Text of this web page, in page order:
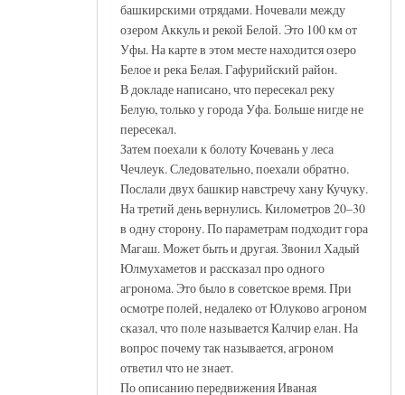
башкирскими отрядами. Ночевали между
озером Аккуль и рекой Белой. Это 100 км от
Уфы. На карте в этом месте находится озеро
Белое и река Белая. Гафурийский район.
В докладе написано, что пересекал реку
Белую, только у города Уфа. Больше нигде не
пересекал.
Затем поехали к болоту Кочевань у леса
Чечлеук. Следовательно, поехали обратно.
Послали двух башкир навстречу хану Кучуку.
На третий день вернулись. Километров 20–30
в одну сторону. По параметрам подходит гора
Магаш. Может быть и другая. Звонил Хадый
Юлмухаметов и рассказал про одного
агронома. Это было в советское время. При
осмотре полей, недалеко от Юлуково агроном
сказал, что поле называется Калчир елан. На
вопрос почему так называется, агроном
ответил что не знает.
По описанию передвижения Иваная